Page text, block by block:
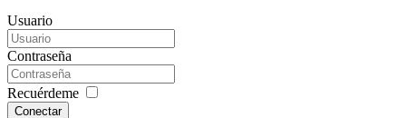
Usuario
Contraseña
Recuérdeme
Conectar